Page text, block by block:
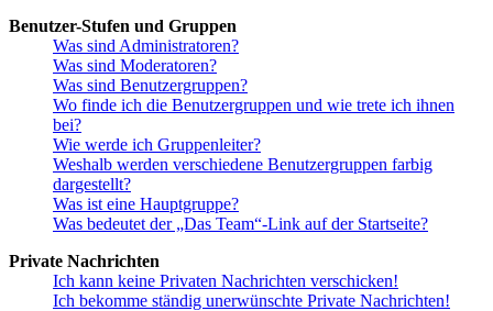
Benutzer-Stufen und Gruppen
Was sind Administratoren?
Was sind Moderatoren?
Was sind Benutzergruppen?
Wo finde ich die Benutzergruppen und wie trete ich ihnen
bei?
Wie werde ich Gruppenleiter?
Weshalb werden verschiedene Benutzergruppen farbig
dargestellt?
Was ist eine Hauptgruppe?
Was bedeutet der „Das Team“-Link auf der Startseite?
Private Nachrichten
Ich kann keine Privaten Nachrichten verschicken!
Ich bekomme ständig unerwünschte Private Nachrichten!